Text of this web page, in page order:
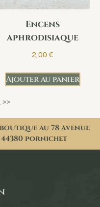
Encens
aphrodisiaque
2,00 €
Ajouter au panier
au 78 avenue
pornichet